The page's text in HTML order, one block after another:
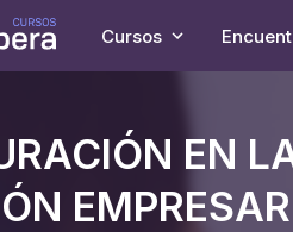
Cursos
EN